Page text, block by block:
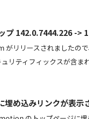
プ 142.0.7444.226 ->
リリースされましたの
リティフィックスが含ま
め込みリンクが表示